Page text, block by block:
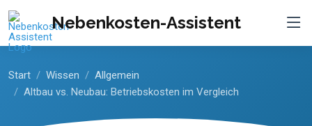
Nebenkosten-Assistent
Start Wissen
Allgemein
Altbau vs. Neubau: Betriebskosten im Vergleich